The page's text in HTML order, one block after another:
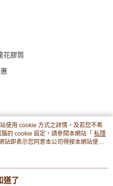
上免運費
上免運費
花膠筒
使用 cookie 方式之詳情，及若您不希
的 cookie 設定，請參閱本網站「 私隱
站即表示您同意本公司得按本網站使用
道了